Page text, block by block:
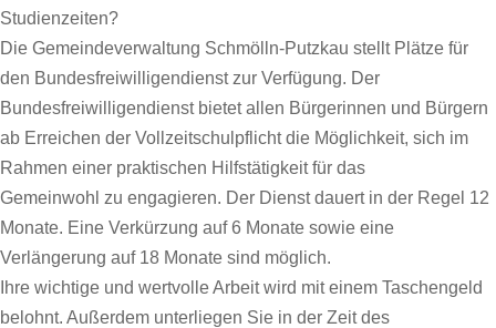
Studienzeiten?
Die Gemeindeverwaltung Schmölln-Putzkau stellt Plätze für
den Bundesfreiwilligendienst zur Verfügung. Der
Bundesfreiwilligendienst bietet allen Bürgerinnen und Bürgern
ab Erreichen der Vollzeitschulpflicht die Möglichkeit, sich im
Rahmen einer praktischen Hilfstätigkeit für das
Gemeinwohl zu engagieren. Der Dienst dauert in der Regel 12
Monate. Eine Verkürzung auf 6 Monate sowie eine
Verlängerung auf 18 Monate sind möglich.
Ihre wichtige und wertvolle Arbeit wird mit einem Taschengeld
belohnt. Außerdem unterliegen Sie in der Zeit des